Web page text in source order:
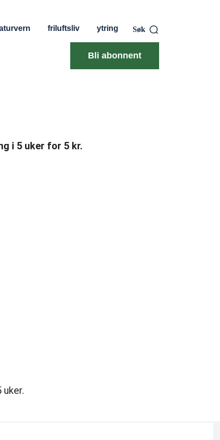
friluftsliv ytring Søk
Bli abonnent
i 5 uker for 5 kr.